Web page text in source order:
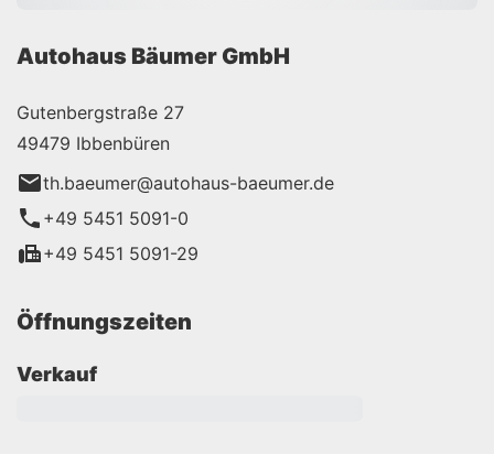
Autohaus Bäumer GmbH
Gutenbergstraße 27
49479 Ibbenbüren
th.baeumer@autohaus-baeumer.de
+49 5451 5091-0
+49 5451 5091-29
Öffnungszeiten
Verkauf